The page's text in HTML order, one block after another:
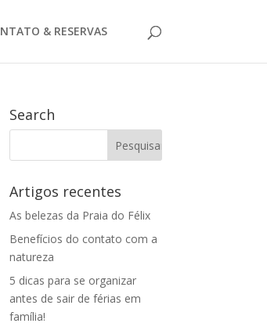
& RESERVAS
Search
Artigos recentes
As belezas da Praia do Félix
Benefícios do contato com a
natureza
5 dicas para se organizar
antes de sair de férias em
família!